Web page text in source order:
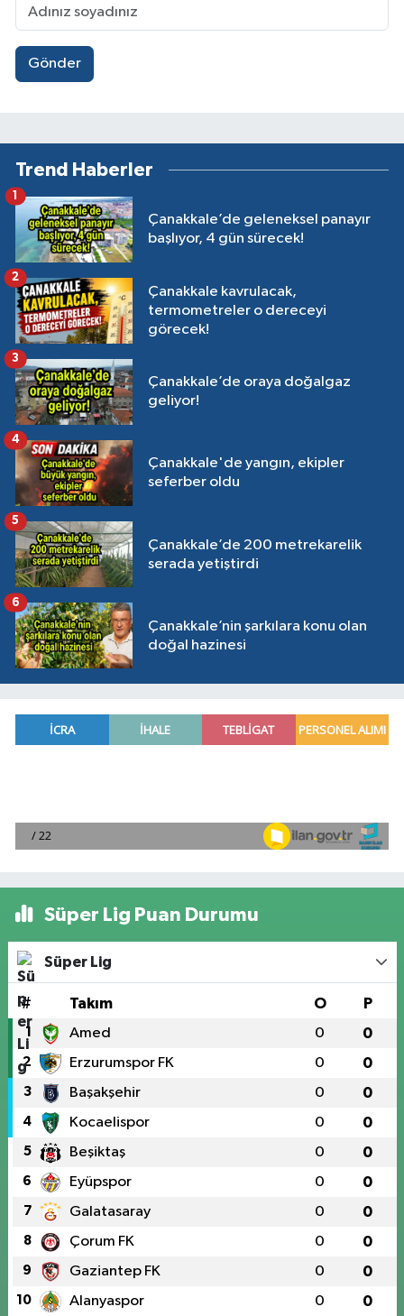
Gönder
Trend Haberler
Çanakkale’de geleneksel panayır
başlıyor, 4 gün sürecek!
1
Çanakkale kavrulacak,
termometreler o dereceyi
görecek!
2
Çanakkale’de oraya doğalgaz
geliyor!
3
Çanakkale'de yangın, ekipler
seferber oldu
4
Çanakkale’de 200 metrekarelik
serada yetiştirdi
5
Çanakkale’nin şarkılara konu olan
doğal hazinesi
6
Süper Lig Puan Durumu
Süper Lig
# Takım O P
1 Amed 0 0
2 Erzurumspor FK 0 0
3 Başakşehir 0 0
4 Kocaelispor 0 0
5 Beşiktaş 0 0
6 Eyüpspor 0 0
7 Galatasaray 0 0
8 Çorum FK 0 0
9 Gaziantep FK 0 0
10 Alanyaspor 0 0